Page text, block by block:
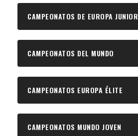
CAMPEONATOS DE EUROPA JUNIOR
CAMPEONATOS DEL MUNDO
CAMPEONATOS EUROPA ÉLITE
CAMPEONATOS MUNDO JOVEN